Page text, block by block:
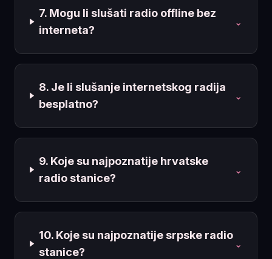
7. Mogu li slušati radio offline bez
interneta?
⌄
8. Je li slušanje internetskog radija
besplatno?
⌄
9. Koje su najpoznatije hrvatske
radio stanice?
⌄
10. Koje su najpoznatije srpske radio
stanice?
⌄